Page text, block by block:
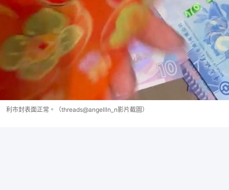
利市封表面正常。（threads@angellln_n影片截圖）